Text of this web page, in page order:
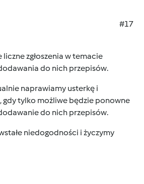
#17
liczne zgłoszenia w temacie
do nich przepisów.
naprawiamy usterkę i
gdy tylko możliwe będzie ponowne
do nich przepisów.
niedogodności i życzymy